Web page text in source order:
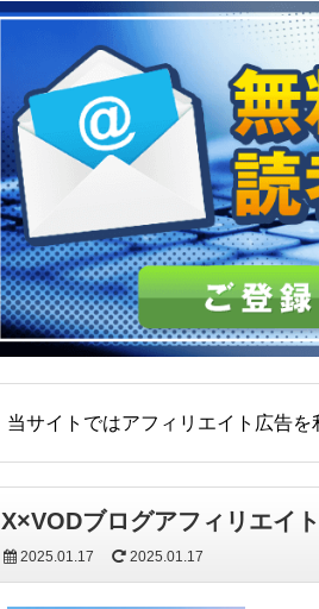
当サイトではアフィリエイト広告を
X×VODブログアフィリエイ
2025.01.17 2025.01.17